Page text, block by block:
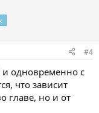
#4
одновременно с
что зависит
главе, но и от